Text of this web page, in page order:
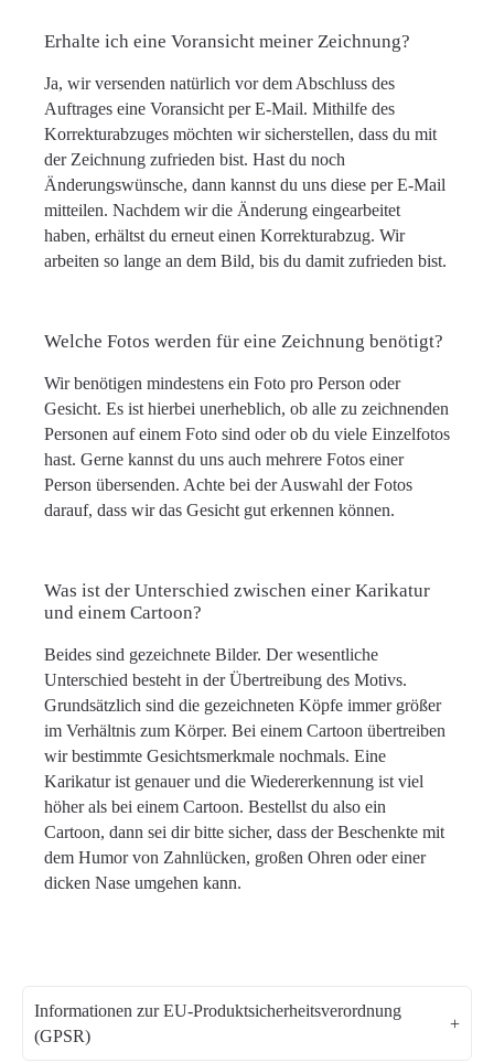
Erhalte ich eine Voransicht meiner Zeichnung?
Ja, wir versenden natürlich vor dem Abschluss des
Auftrages eine Voransicht per E-Mail. Mithilfe des
Korrekturabzuges möchten wir sicherstellen, dass du mit
der Zeichnung zufrieden bist. Hast du noch
Änderungswünsche, dann kannst du uns diese per E-Mail
mitteilen. Nachdem wir die Änderung eingearbeitet
haben, erhältst du erneut einen Korrekturabzug. Wir
arbeiten so lange an dem Bild, bis du damit zufrieden bist.
Welche Fotos werden für eine Zeichnung benötigt?
Wir benötigen mindestens ein Foto pro Person oder
Gesicht. Es ist hierbei unerheblich, ob alle zu zeichnenden
Personen auf einem Foto sind oder ob du viele Einzelfotos
hast. Gerne kannst du uns auch mehrere Fotos einer
Person übersenden. Achte bei der Auswahl der Fotos
darauf, dass wir das Gesicht gut erkennen können.
Was ist der Unterschied zwischen einer Karikatur
und einem Cartoon?
Beides sind gezeichnete Bilder. Der wesentliche
Unterschied besteht in der Übertreibung des Motivs.
Grundsätzlich sind die gezeichneten Köpfe immer größer
im Verhältnis zum Körper. Bei einem Cartoon übertreiben
wir bestimmte Gesichtsmerkmale nochmals. Eine
Karikatur ist genauer und die Wiedererkennung ist viel
höher als bei einem Cartoon. Bestellst du also ein
Cartoon, dann sei dir bitte sicher, dass der Beschenkte mit
dem Humor von Zahnlücken, großen Ohren oder einer
dicken Nase umgehen kann.
Informationen zur EU-Produktsicherheitsverordnung
(GPSR)